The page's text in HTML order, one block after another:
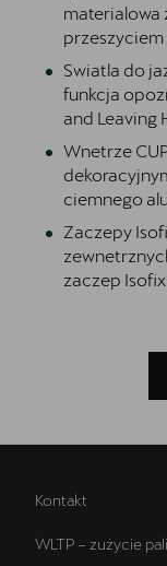
materialowa
Swiatla do
funkcja
and Leaving
Wnetrze
ciemnego
Zaczepy
zaczep
Kontakt
WLTP – zużycie